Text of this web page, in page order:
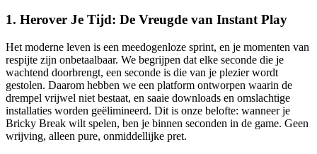
1. Herover Je Tijd: De Vreugde van Instant Play
Het moderne leven is een meedogenloze sprint, en je momenten van
respijte zijn onbetaalbaar. We begrijpen dat elke seconde die je
wachtend doorbrengt, een seconde is die van je plezier wordt
gestolen. Daarom hebben we een platform ontworpen waarin de
drempel vrijwel niet bestaat, en saaie downloads en omslachtige
installaties worden geëlimineerd. Dit is onze belofte: wanneer je
Bricky Break wilt spelen, ben je binnen seconden in de game. Geen
wrijving, alleen pure, onmiddellijke pret.